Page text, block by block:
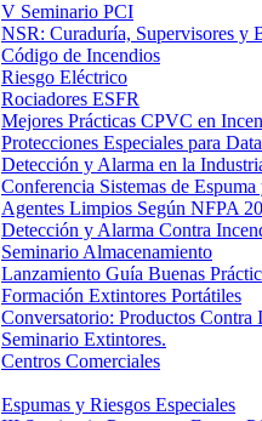
V Seminario PCI
NSR: Curaduría, Supervisores y
Código de Incendios
Riesgo Eléctrico
Rociadores ESFR
Mejores Prácticas CPVC en
Protecciones Especiales para
Detección y Alarma en la
Conferencia Sistemas de
Agentes Limpios Según NFPA
Detección y Alarma Contra
Seminario Almacenamiento
Lanzamiento Guía Buenas
Formación Extintores Portátiles
Conversatorio: Productos Contra
Seminario Extintores.
Centros Comerciales
Espumas y Riesgos Especiales